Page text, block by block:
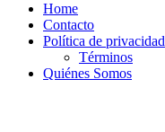
Home
Contacto
Política de privacidad
Términos
Quiénes Somos